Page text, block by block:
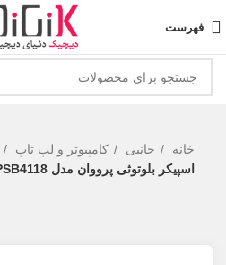
فهرست
خانه جانبی کامپیوتر و لپ تاپ
اسپیکر بلوتوثی پرووان مدل PSB4118